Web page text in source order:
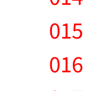
015
016